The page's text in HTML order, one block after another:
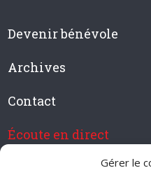
Gérer le
Devenir bénévole
Archives
Contact
Écoute en direct